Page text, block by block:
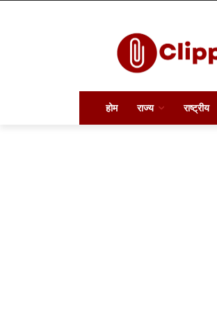
होम राज्य राष्ट्रीय